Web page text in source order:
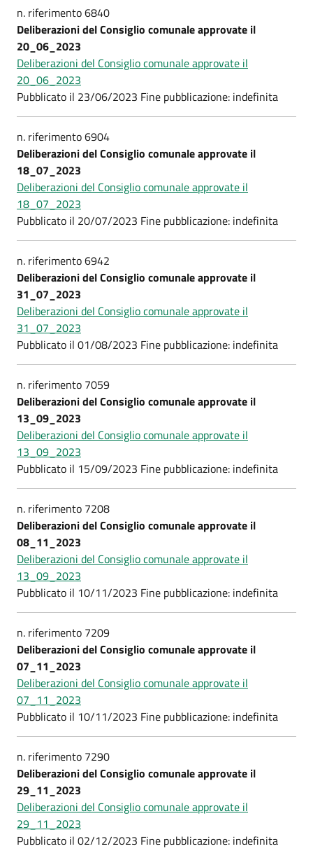
n. riferimento 6840
Deliberazioni del Consiglio comunale approvate il
20_06_2023
Deliberazioni del Consiglio comunale approvate il
20_06_2023
Pubblicato il 23/06/2023 Fine pubblicazione: indefinita
n. riferimento 6904
Deliberazioni del Consiglio comunale approvate il
18_07_2023
Deliberazioni del Consiglio comunale approvate il
18_07_2023
Pubblicato il 20/07/2023 Fine pubblicazione: indefinita
n. riferimento 6942
Deliberazioni del Consiglio comunale approvate il
31_07_2023
Deliberazioni del Consiglio comunale approvate il
31_07_2023
Pubblicato il 01/08/2023 Fine pubblicazione: indefinita
n. riferimento 7059
Deliberazioni del Consiglio comunale approvate il
13_09_2023
Deliberazioni del Consiglio comunale approvate il
13_09_2023
Pubblicato il 15/09/2023 Fine pubblicazione: indefinita
n. riferimento 7208
Deliberazioni del Consiglio comunale approvate il
08_11_2023
Deliberazioni del Consiglio comunale approvate il
13_09_2023
Pubblicato il 10/11/2023 Fine pubblicazione: indefinita
n. riferimento 7209
Deliberazioni del Consiglio comunale approvate il
07_11_2023
Deliberazioni del Consiglio comunale approvate il
07_11_2023
Pubblicato il 10/11/2023 Fine pubblicazione: indefinita
n. riferimento 7290
Deliberazioni del Consiglio comunale approvate il
29_11_2023
Deliberazioni del Consiglio comunale approvate il
29_11_2023
Pubblicato il 02/12/2023 Fine pubblicazione: indefinita